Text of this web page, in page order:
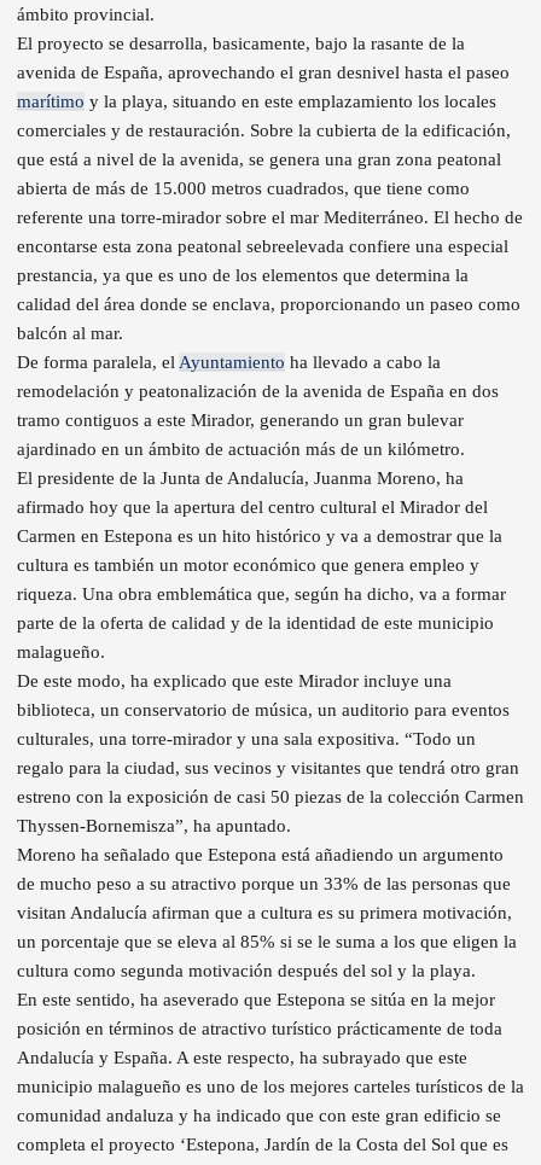
ámbito provincial.
El proyecto se desarrolla, basicamente, bajo la rasante de la
avenida de España, aprovechando el gran desnivel hasta el paseo
marítimo y la playa, situando en este emplazamiento los locales
comerciales y de restauración. Sobre la cubierta de la edificación,
que está a nivel de la avenida, se genera una gran zona peatonal
abierta de más de 15.000 metros cuadrados, que tiene como
referente una torre-mirador sobre el mar Mediterráneo. El hecho de
encontarse esta zona peatonal sebreelevada confiere una especial
prestancia, ya que es uno de los elementos que determina la
calidad del área donde se enclava, proporcionando un paseo como
balcón al mar.
De forma paralela, el Ayuntamiento ha llevado a cabo la
remodelación y peatonalización de la avenida de España en dos
tramo contiguos a este Mirador, generando un gran bulevar
ajardinado en un ámbito de actuación más de un kilómetro.
El presidente de la Junta de Andalucía, Juanma Moreno, ha
afirmado hoy que la apertura del centro cultural el Mirador del
Carmen en Estepona es un hito histórico y va a demostrar que la
cultura es también un motor económico que genera empleo y
riqueza. Una obra emblemática que, según ha dicho, va a formar
parte de la oferta de calidad y de la identidad de este municipio
malagueño.
De este modo, ha explicado que este Mirador incluye una
biblioteca, un conservatorio de música, un auditorio para eventos
culturales, una torre-mirador y una sala expositiva. “Todo un
regalo para la ciudad, sus vecinos y visitantes que tendrá otro gran
estreno con la exposición de casi 50 piezas de la colección Carmen
Thyssen-Bornemisza”, ha apuntado.
Moreno ha señalado que Estepona está añadiendo un argumento
de mucho peso a su atractivo porque un 33% de las personas que
visitan Andalucía afirman que a cultura es su primera motivación,
un porcentaje que se eleva al 85% si se le suma a los que eligen la
cultura como segunda motivación después del sol y la playa.
En este sentido, ha aseverado que Estepona se sitúa en la mejor
posición en términos de atractivo turístico prácticamente de toda
Andalucía y España. A este respecto, ha subrayado que este
municipio malagueño es uno de los mejores carteles turísticos de la
comunidad andaluza y ha indicado que con este gran edificio se
completa el proyecto ‘Estepona, Jardín de la Costa del Sol que es